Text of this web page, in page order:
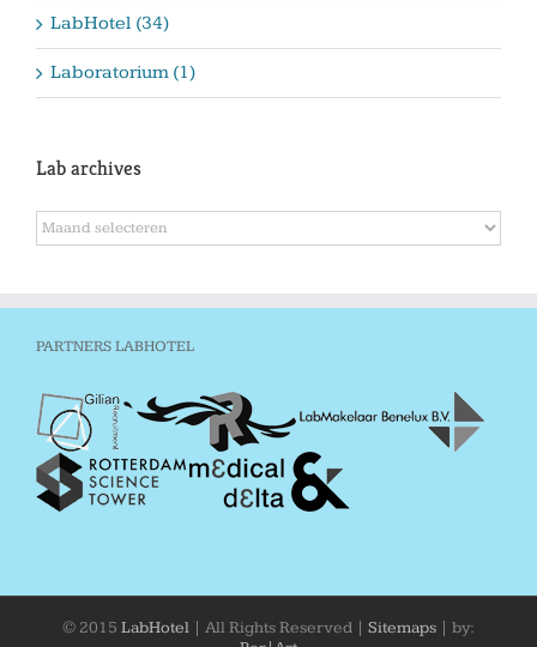
LabHotel (34)
Laboratorium (1)
Lab archives
Lab
archives
PARTNERS LABHOTEL
© 2015 LabHotel | All Rights Reserved | Sitemaps | by: